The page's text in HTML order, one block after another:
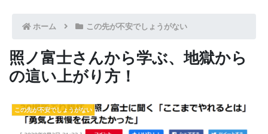
ホーム この先が不安でしょうがない
照ノ富士さんから学ぶ、地獄から
の這い上がり方！
この先が不安でしょうがない